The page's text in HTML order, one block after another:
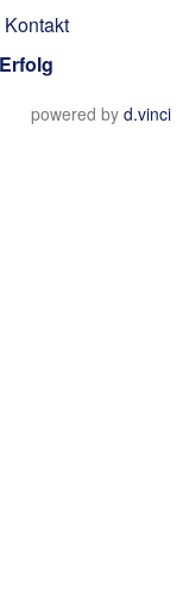
Kontakt
powered by d.vinci